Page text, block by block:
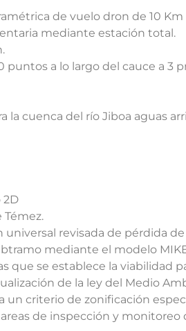
de vuelo dron de 10
mediante estación total.
a lo largo del cauce a 3
cuenca del río Jiboa aguas
2D
revisada de pérdida de
mediante el modelo MIKE
que se establece la viabilidad
de la ley del Medio
criterio de zonificación
de inspección y monitoreo